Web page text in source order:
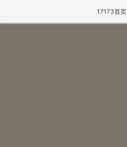
17173首页